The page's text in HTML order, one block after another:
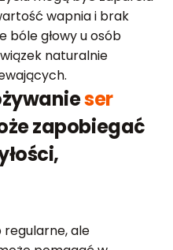
wapnia i brak
bóle głowy u osób
naturalnie
ser
zapobiegać
regularne, ale